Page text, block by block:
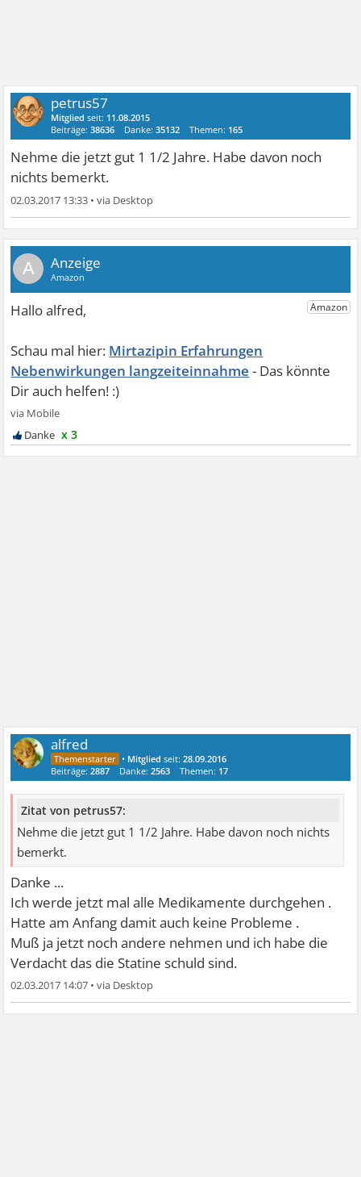
petrus57
Mitglied seit: 11.08.2015
Beiträge:38636 Danke:35132 Themen: 165
Nehme die jetzt gut 1 1/2 Jahre. Habe davon noch
nichts bemerkt.
02.03.2017 13:33 •
A
Mirtazipin Erfahrungen
Nebenwirkungen langzeiteinnahme
x 3
alfred
• Mitglied seit:28.09.2016
Beiträge:2887 Danke:2563 Themen: 17
Zitat von petrus57:
Nehme die jetzt gut 1 1/2 Jahre. Habe davon noch nichts
bemerkt.
Danke ...
Ich werde jetzt mal alle Medikamente durchgehen .
Hatte am Anfang damit auch keine Probleme .
Muß ja jetzt noch andere nehmen und ich habe die
Verdacht das die Statine schuld sind.
02.03.2017 14:07 •